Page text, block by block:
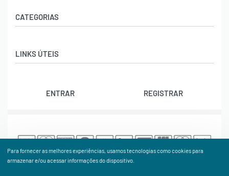
CATEGORIAS
Bolas
Vestuário
LINKS ÚTEIS
Trocas e Devoluções
Termos e Condições
ENTRAR REGISTRAR
© ATPSHOP. Todos os Direitos Reservados. Proibida cópia
Para fornecer as melhores experiências, usamos tecnologias como cookies para
armazenar e/ou acessar informações do dispositivo.